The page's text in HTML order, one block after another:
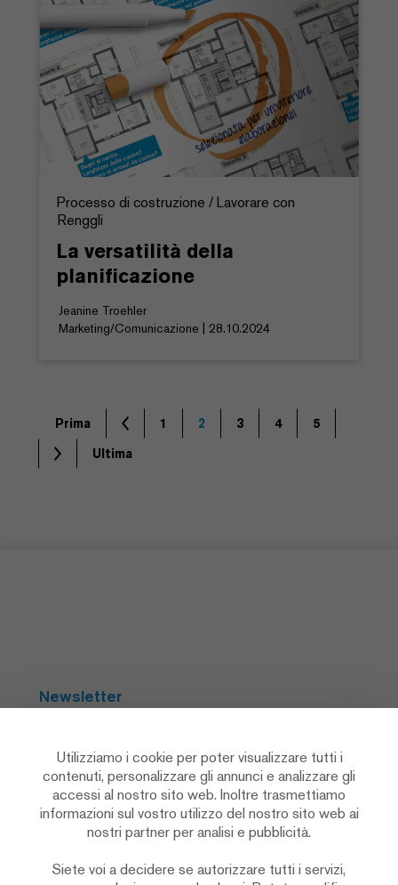
Processo di costruzione / Lavorare con
Renggli
La versatilità della
planificazione
Jeanine Troehler
Marketing/Comunicazione | 28.10.2024
Prima 1 2 3 4
5
Ultima
Newsletter
Social Media
Utilizziamo i cookie per poter visualizzare tutti i
contenuti, personalizzare gli annunci e analizzare gli
accessi al nostro sito web. Inoltre trasmettiamo
informazioni sul vostro utilizzo del nostro sito web ai
nostri partner per analisi e pubblicità.
Siete voi a decidere se autorizzare tutti i servizi,